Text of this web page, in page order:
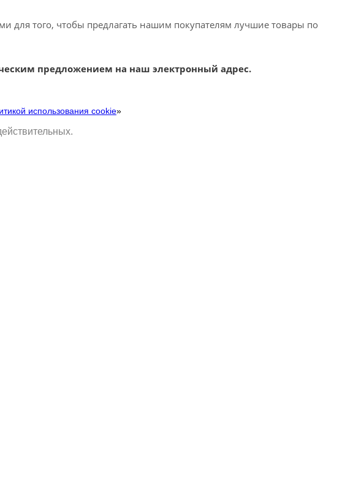
для того, чтобы предлагать нашим покупателям лучшие товары по
предложением на наш электронный адрес.
использования cookie»